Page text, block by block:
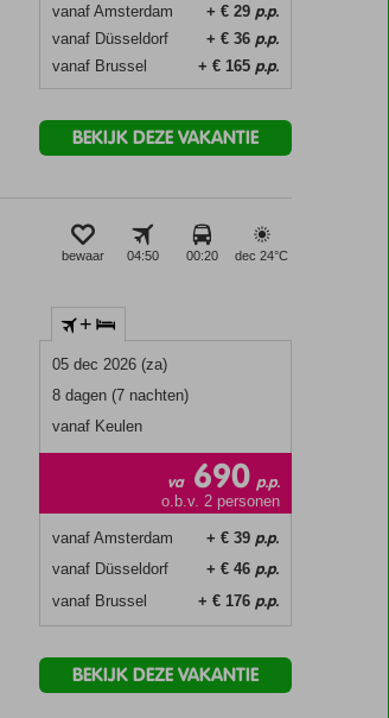
vanaf Amsterdam
+ € 29 p.p.
vanaf Düsseldorf + € 36 p.p.
vanaf Brussel + € 165 p.p.
BEKIJK DEZE VAKANTIE
bewaar 04:50 00:20 dec 24°C
+
05 dec 2026 (za)
8 dagen (7 nachten)
vanaf Keulen
va 690 p.p.
o.b.v. 2 personen
vanaf Amsterdam + € 39 p.p.
vanaf Düsseldorf + € 46 p.p.
vanaf Brussel + € 176 p.p.
BEKIJK DEZE VAKANTIE